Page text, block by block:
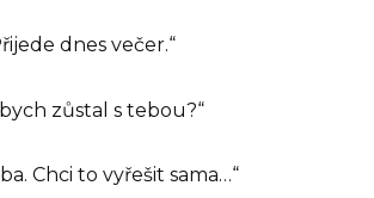
dnes večer.“
zůstal s tebou?“
Chci to vyřešit sama…“